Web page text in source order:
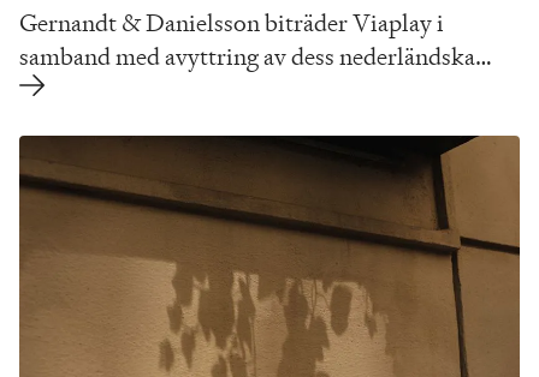
Gernandt & Danielsson biträder Viaplay i
samband med avyttring av dess nederländska…